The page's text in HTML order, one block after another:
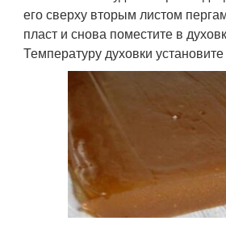
его сверху вторым листом
пласт и снова поместите в
Температуру духовки